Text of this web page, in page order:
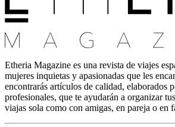
Etheria Magazine es una revista de viajes
mujeres inquietas y apasionadas que les
encontrarás artículos de calidad, elaborados
profesionales, que te ayudarán a organizar
viajas sola como con amigas, en pareja o en